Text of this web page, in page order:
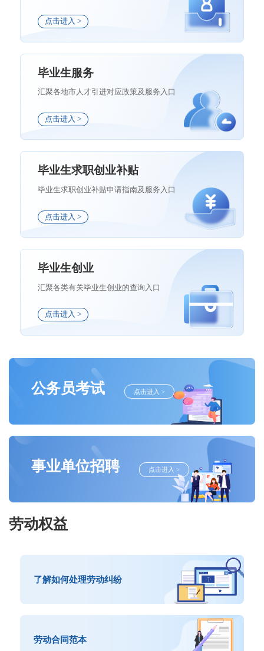
点击进入 >
毕业生服务
汇聚各地市人才引进对应政策及服务入口
点击进入 >
毕业生求职创业补贴
毕业生求职创业补贴申请指南及服务入口
点击进入 >
毕业生创业
汇聚各类有关毕业生创业的查询入口
点击进入 >
公务员考试 点击进入 >
事业单位招聘 点击进入 >
劳动权益
了解如何处理劳动纠纷
劳动合同范本